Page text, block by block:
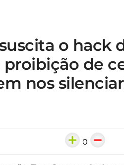
o hack
proibição de
nos
0